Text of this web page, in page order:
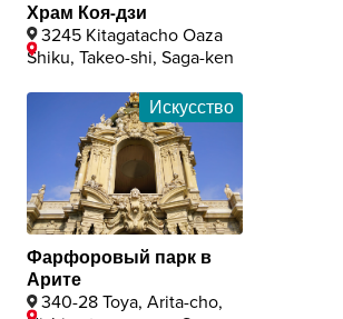
Храм Коя-дзи
3245 Kitagatacho Oaza
Shiku, Takeo-shi, Saga-ken
Искусство
Фарфоровый парк в
Арите
340-28 Toya, Arita-cho,